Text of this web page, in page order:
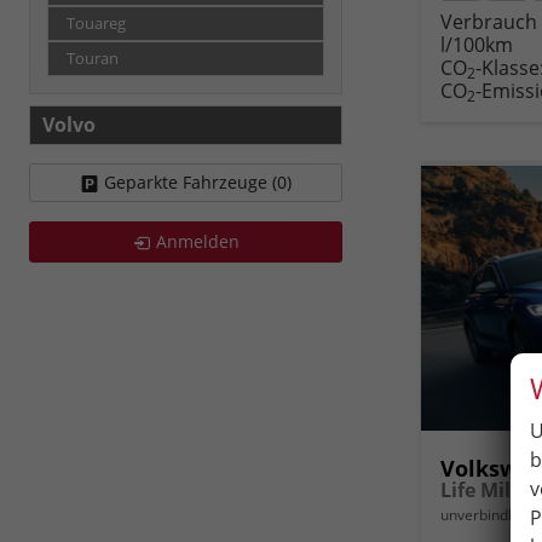
anfordern
l/100km
CO2-Klasse:
CO2-
Touareg
Touran
Volvo
Geparkte Fahrzeuge (0)
Anmelden